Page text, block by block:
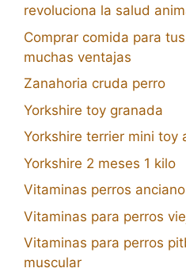
revoluciona la salud
Comprar comida para
muchas ventajas
Zanahoria cruda perro
Yorkshire toy granada
Yorkshire terrier mini toy
Yorkshire 2 meses 1 kilo
Vitaminas perros
Vitaminas para perros
Vitaminas para perros
muscular